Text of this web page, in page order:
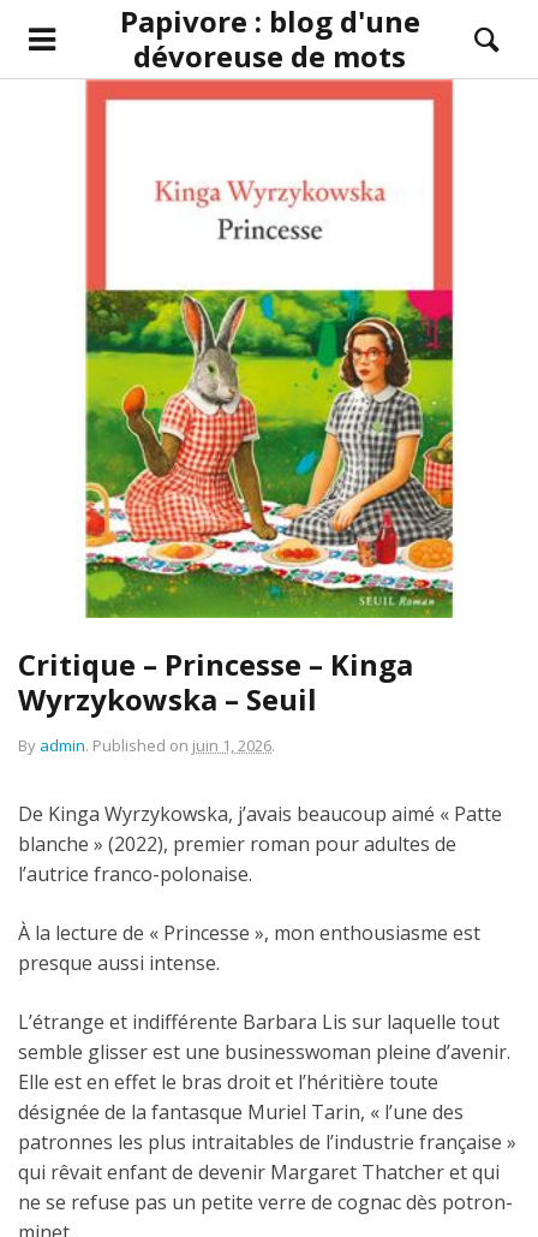
Papivore : blog d'une
dévoreuse de mots
Critique – Princesse – Kinga
Wyrzykowska – Seuil
By admin. Published on juin 1, 2026.
De Kinga Wyrzykowska, j’avais beaucoup aimé « Patte
blanche » (2022), premier roman pour adultes de
l’autrice franco-polonaise.
À la lecture de « Princesse », mon enthousiasme est
presque aussi intense.
L’étrange et indifférente Barbara Lis sur laquelle tout
semble glisser est une businesswoman pleine d’avenir.
Elle est en effet le bras droit et l’héritière toute
désignée de la fantasque Muriel Tarin, « l’une des
patronnes les plus intraitables de l’industrie française »
qui rêvait enfant de devenir Margaret Thatcher et qui
ne se refuse pas un petite verre de cognac dès potron-